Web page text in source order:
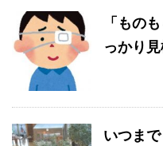
「もの
っかり
いつま